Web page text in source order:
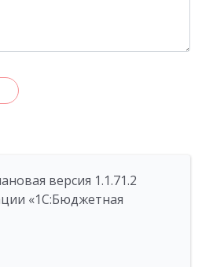
версия 1.1.71.2
«1C:Бюджетная